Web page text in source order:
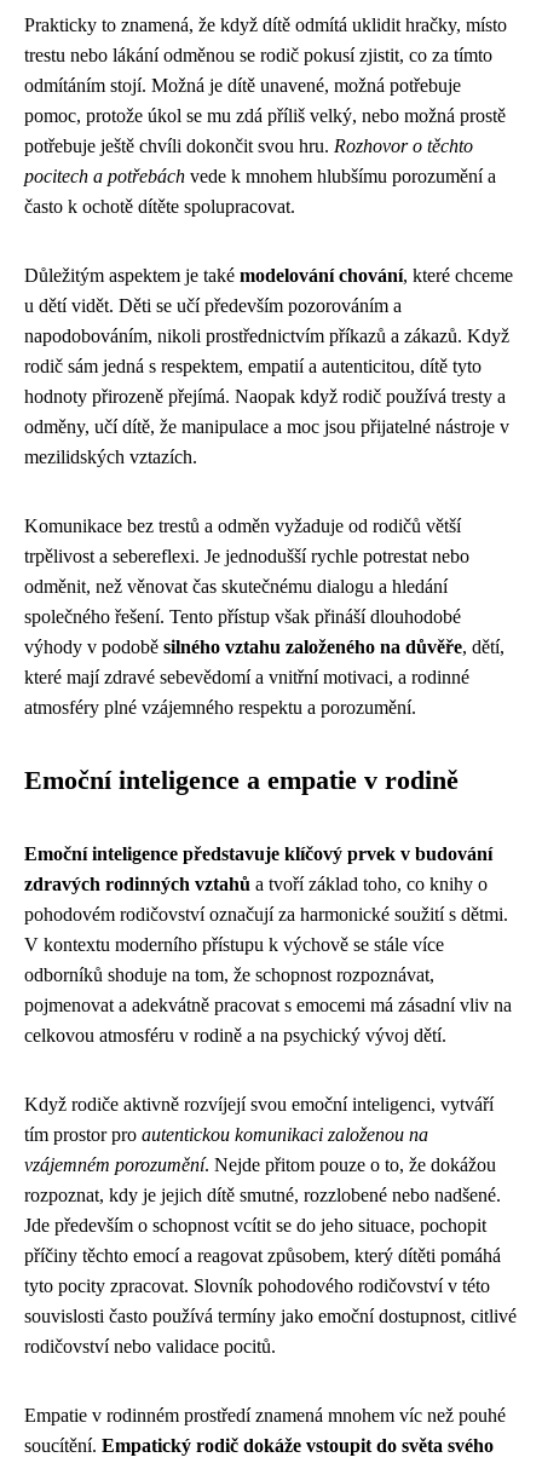
Prakticky to znamená, že když dítě odmítá uklidit hračky, místo
trestu nebo lákání odměnou se rodič pokusí zjistit, co za tímto
odmítáním stojí. Možná je dítě unavené, možná potřebuje
pomoc, protože úkol se mu zdá příliš velký, nebo možná prostě
potřebuje ještě chvíli dokončit svou hru. Rozhovor o těchto
pocitech a potřebách vede k mnohem hlubšímu porozumění a
často k ochotě dítěte spolupracovat.
Důležitým aspektem je také modelování chování, které chceme
u dětí vidět. Děti se učí především pozorováním a
napodobováním, nikoli prostřednictvím příkazů a zákazů. Když
rodič sám jedná s respektem, empatií a autenticitou, dítě tyto
hodnoty přirozeně přejímá. Naopak když rodič používá tresty a
odměny, učí dítě, že manipulace a moc jsou přijatelné nástroje v
mezilidských vztazích.
Komunikace bez trestů a odměn vyžaduje od rodičů větší
trpělivost a sebereflexi. Je jednodušší rychle potrestat nebo
odměnit, než věnovat čas skutečnému dialogu a hledání
společného řešení. Tento přístup však přináší dlouhodobé
výhody v podobě silného vztahu založeného na důvěře, dětí,
které mají zdravé sebevědomí a vnitřní motivaci, a rodinné
atmosféry plné vzájemného respektu a porozumění.
Emoční inteligence a empatie v rodině
Emoční inteligence představuje klíčový prvek v budování
zdravých rodinných vztahů a tvoří základ toho, co knihy o
pohodovém rodičovství označují za harmonické soužití s dětmi.
V kontextu moderního přístupu k výchově se stále více
odborníků shoduje na tom, že schopnost rozpoznávat,
pojmenovat a adekvátně pracovat s emocemi má zásadní vliv na
celkovou atmosféru v rodině a na psychický vývoj dětí.
Když rodiče aktivně rozvíjejí svou emoční inteligenci, vytváří
tím prostor pro autentickou komunikaci založenou na
vzájemném porozumění. Nejde přitom pouze o to, že dokážou
rozpoznat, kdy je jejich dítě smutné, rozzlobené nebo nadšené.
Jde především o schopnost vcítit se do jeho situace, pochopit
příčiny těchto emocí a reagovat způsobem, který dítěti pomáhá
tyto pocity zpracovat. Slovník pohodového rodičovství v této
souvislosti často používá termíny jako emoční dostupnost, citlivé
rodičovství nebo validace pocitů.
Empatie v rodinném prostředí znamená mnohem víc než pouhé
soucítění. Empatický rodič dokáže vstoupit do světa svého